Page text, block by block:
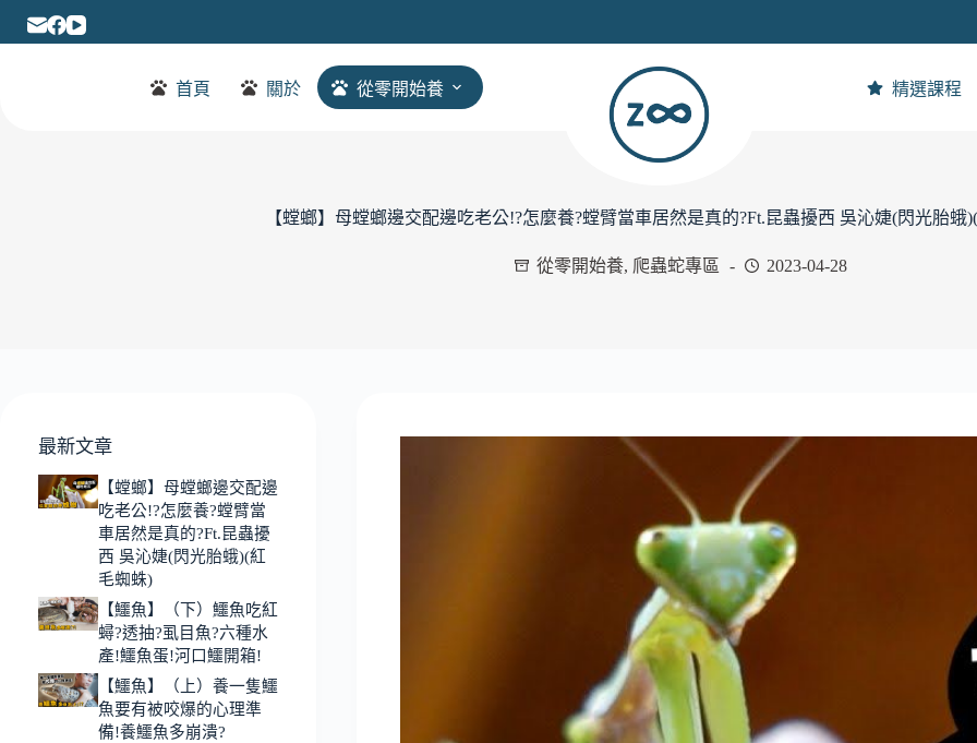
首頁 關於 從零開始養 精選課程
【螳螂】母螳螂邊交配邊吃老公!?怎麼養?螳臂當車居然是真的?Ft.昆蟲擾西 吳沁婕(閃光胎蛾
從零開始養, 爬蟲蛇專區 2023-04-28
最新文章
【螳螂】母螳螂邊交配邊
吃老公!?怎麼養?螳臂當
車居然是真的?Ft.昆蟲擾
西 吳沁婕(閃光胎蛾)(紅
毛蜘蛛)
【鱷魚】（下）鱷魚吃紅
蟳?透抽?虱目魚?六種水
產!鱷魚蛋!河口鱷開箱!
【鱷魚】（上）養一隻鱷
魚要有被咬爆的心理準
備!養鱷魚多崩潰?